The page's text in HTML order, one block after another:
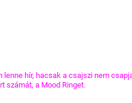
lenne hír, hacsak a csajszi nem
számát, a Mood Ringet.